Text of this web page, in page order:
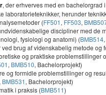
, der erhvervesmed en bachelorgrad
laboratorieteknikker, herunder
(FF501, FF503,
discipliner med de
fysiologi og anatomi) (BMB514,
brug af videnskabelig metode
og praktiske
, BMB510, Bachelorprojekt)
og formidle problemstillinger og
, BMB531, Bachelorprojekt)
i praksis (BMB511)